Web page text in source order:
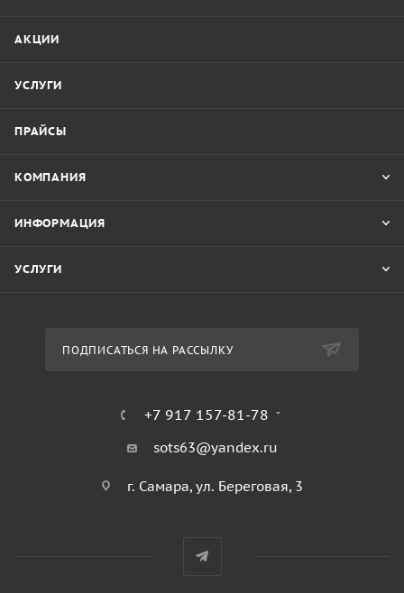
АКЦИИ
УСЛУГИ
ПРАЙСЫ
КОМПАНИЯ
ИНФОРМАЦИЯ
УСЛУГИ
ПОДПИСАТЬСЯ НА РАССЫЛКУ
+7 917 157-81-78
sots63@yandex.ru
г. Самара, ул. Береговая, 3